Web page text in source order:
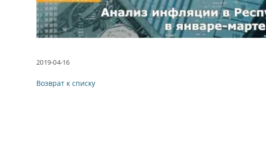
2019-04-16
Возврат к списку